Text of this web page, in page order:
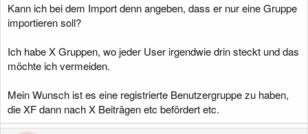
Kann ich bei dem Import denn angeben, dass er nur eine Gruppe
importieren soll?
Ich habe X Gruppen, wo jeder User irgendwie drin steckt und das
möchte ich vermeiden.
Mein Wunsch ist es eine registrierte Benutzergruppe zu haben,
die XF dann nach X Beiträgen etc befördert etc.